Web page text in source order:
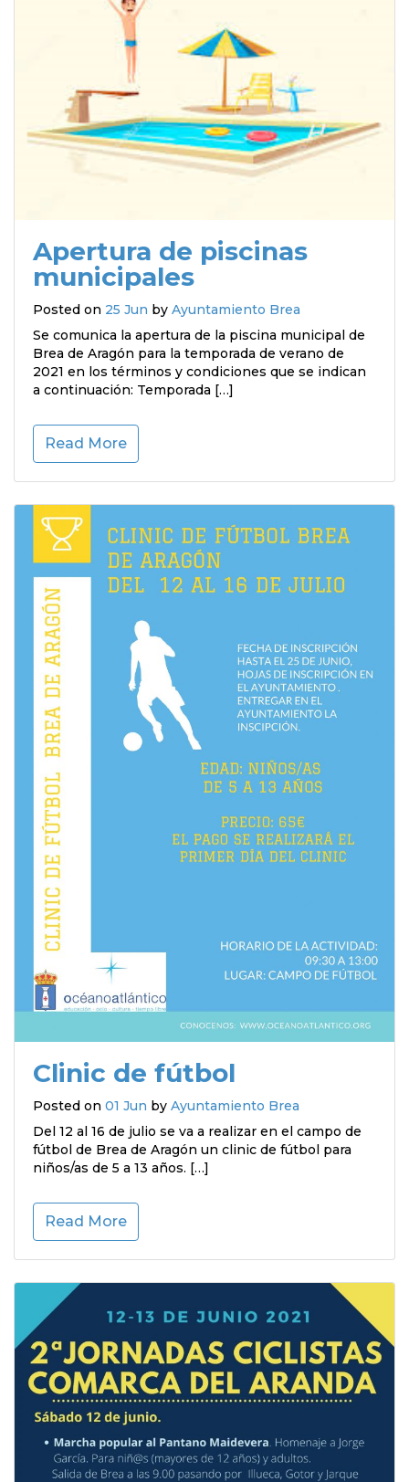
Apertura de piscinas
municipales
Posted on 25 Jun by Ayuntamiento Brea
Se comunica la apertura de la piscina municipal de
Brea de Aragón para la temporada de verano de
2021 en los términos y condiciones que se indican
a continuación: Temporada […]
Read More
Clinic de fútbol
Posted on 01 Jun by Ayuntamiento Brea
Del 12 al 16 de julio se va a realizar en el campo de
fútbol de Brea de Aragón un clinic de fútbol para
niños/as de 5 a 13 años. […]
Read More